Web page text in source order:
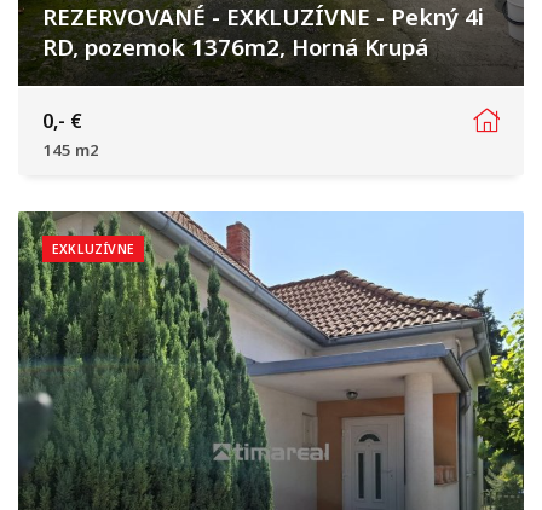
REZERVOVANÉ - EXKLUZÍVNE - Pekný 4i
RD, pozemok 1376m2, Horná Krupá
Horná Krupá
0,- €
145 m2
EXKLUZÍVNE